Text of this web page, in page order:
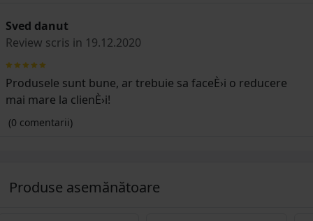
Sved danut
Review scris in 19.12.2020
Produsele sunt bune, ar trebuie sa faceÈ›i o reducere
mai mare la clienÈ›i!
(0 comentarii)
Produse asemănătoare